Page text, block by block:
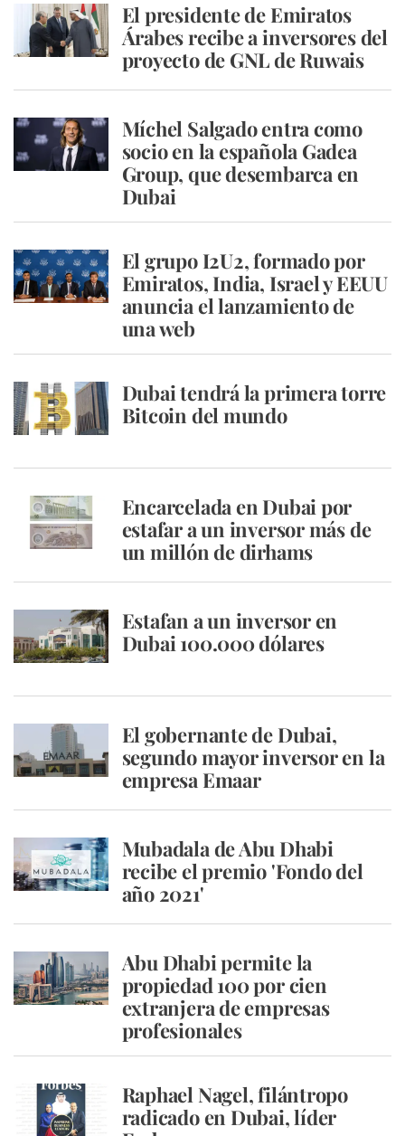
El presidente de Emiratos
Árabes recibe a inversores del
proyecto de GNL de Ruwais
Míchel Salgado entra como
socio en la española Gadea
Group, que desembarca en
Dubai
El grupo I2U2, formado por
Emiratos, India, Israel y EEUU
anuncia el lanzamiento de
una web
Dubai tendrá la primera torre
Bitcoin del mundo
Encarcelada en Dubai por
estafar a un inversor más de
un millón de dirhams
Estafan a un inversor en
Dubai 100.000 dólares
El gobernante de Dubai,
segundo mayor inversor en la
empresa Emaar
Mubadala de Abu Dhabi
recibe el premio 'Fondo del
año 2021'
Abu Dhabi permite la
propiedad 100 por cien
extranjera de empresas
profesionales
Raphael Nagel, filántropo
radicado en Dubai, líder